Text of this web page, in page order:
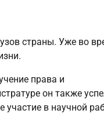
страны. Уже во
права и
он также
участие в научной